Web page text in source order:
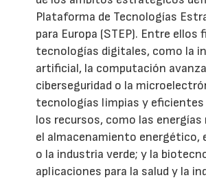
Plataforma de Tecnologías
para Europa (STEP). Entre ellos
tecnologías digitales, como la
artificial, la computación
ciberseguridad o la
tecnologías limpias y eficientes
los recursos, como las energías
el almacenamiento energético,
o la industria verde; y la
aplicaciones para la salud y la